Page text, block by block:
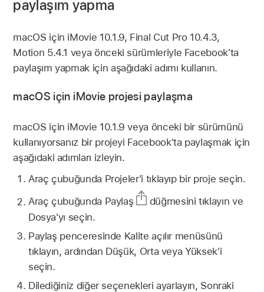
paylaşım yapma
macOS için iMovie 10.1.9, Final Cut Pro 10.4.3,
Motion 5.4.1 veya önceki sürümleriyle Facebook'ta
paylaşım yapmak için aşağıdaki adımı kullanın.
macOS için iMovie projesi paylaşma
macOS için iMovie 10.1.9 veya önceki bir sürümünü
kullanıyorsanız bir projeyi Facebook'ta paylaşmak için
aşağıdaki adımları izleyin.
Araç çubuğunda Projeler'i tıklayıp bir proje seçin.
Araç çubuğunda Paylaş
düğmesini tıklayın ve
Dosya'yı seçin.
Paylaş penceresinde Kalite açılır menüsünü
tıklayın, ardından Düşük, Orta veya Yüksek'i
seçin.
Dilediğiniz diğer seçenekleri ayarlayın, Sonraki